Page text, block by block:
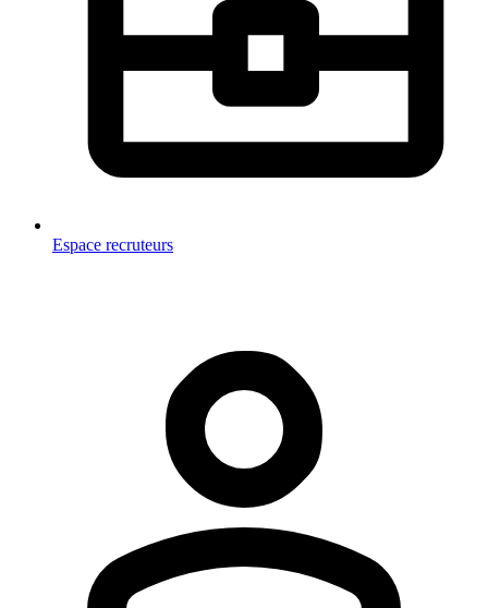
Espace recruteurs